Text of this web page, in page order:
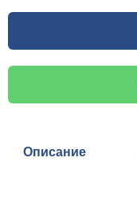
Описание